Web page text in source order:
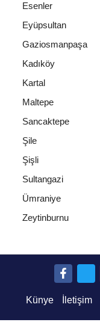
Esenler
Eyüpsultan
Gaziosmanpaşa
Kadıköy
Kartal
Maltepe
Sancaktepe
Şile
Şişli
Sultangazi
Ümraniye
Zeytinburnu
Künye İletişim